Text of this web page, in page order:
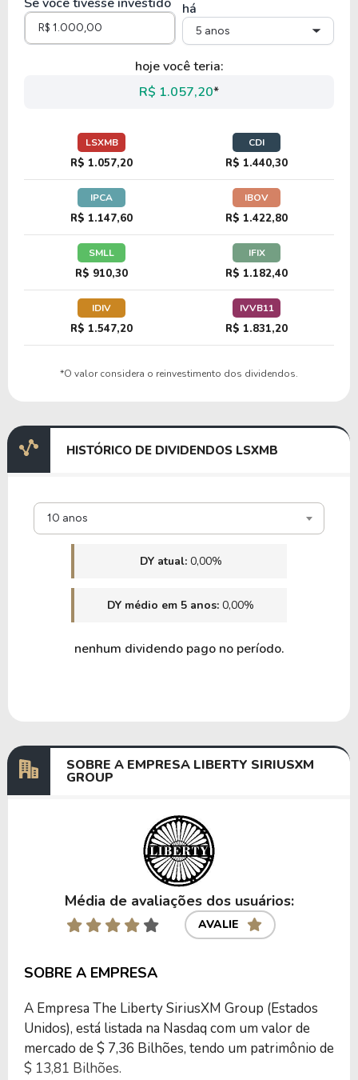
há
5 anos
hoje você teria:
R$ 1.057,20*
LSXMB
R$ 1.057,20
CDI
R$ 1.440,30
IPCA
R$ 1.147,60
IBOV
R$ 1.422,80
SMLL
R$ 910,30
IFIX
R$ 1.182,40
IDIV
R$ 1.547,20
IVVB11
R$ 1.831,20
*O valor considera o reinvestimento dos dividendos.
HISTÓRICO DE DIVIDENDOS LSXMB
10 anos
DY atual: 0,00%
DY médio em 5 anos: 0,00%
nenhum dividendo pago no período.
SOBRE A EMPRESA LIBERTY SIRIUSXM
GROUP
Média de avaliações dos usuários:
AVALIE
SOBRE A EMPRESA
A Empresa The Liberty SiriusXM Group (Estados
Unidos), está listada na Nasdaq com um valor de
mercado de $ 7,36 Bilhões, tendo um patrimônio de
$ 13,81 Bilhões.